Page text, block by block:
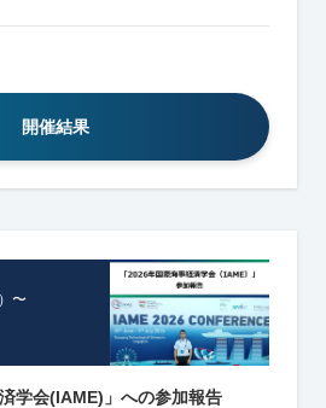
開催結果
〜
学会(IAME)」への参加報告